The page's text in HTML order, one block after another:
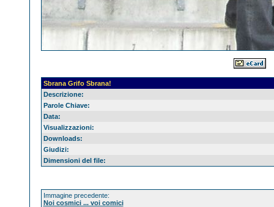
Sbrana Grifo Sbrana!
Descrizione:
Parole Chiave:
Data:
Visualizzazioni:
Downloads:
Giudizi:
Dimensioni del file:
Immagine precedente:
Noi cosmici ... voi comici